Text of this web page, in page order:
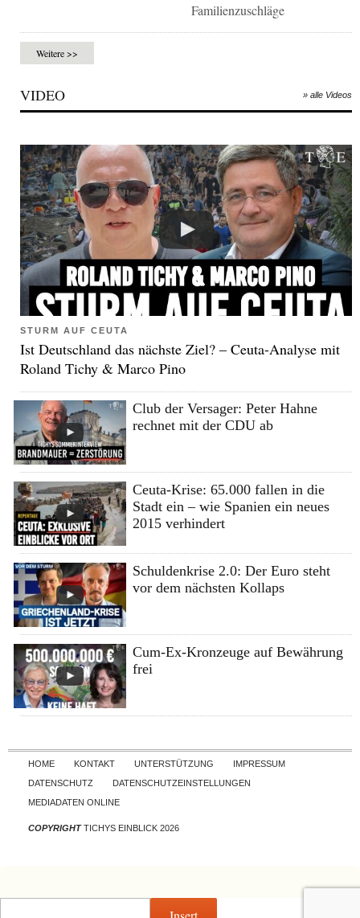
Familienzuschläge
Weitere >>
VIDEO » alle Videos
STURM AUF CEUTA
Ist Deutschland das nächste Ziel? – Ceuta-Analyse mit
Roland Tichy & Marco Pino
Club der Versager: Peter Hahne
rechnet mit der CDU ab
Ceuta-Krise: 65.000 fallen in die
Stadt ein – wie Spanien ein neues
2015 verhindert
Schuldenkrise 2.0: Der Euro steht
vor dem nächsten Kollaps
Cum-Ex-Kronzeuge auf Bewährung
frei
Skip to content
HOME KONTAKT UNTERSTÜTZUNG
IMPRESSUM
DATENSCHUTZ
DATENSCHUTZEINSTELLUNGEN
MEDIADATEN ONLINE
COPYRIGHTTICHYS EINBLICK 2026